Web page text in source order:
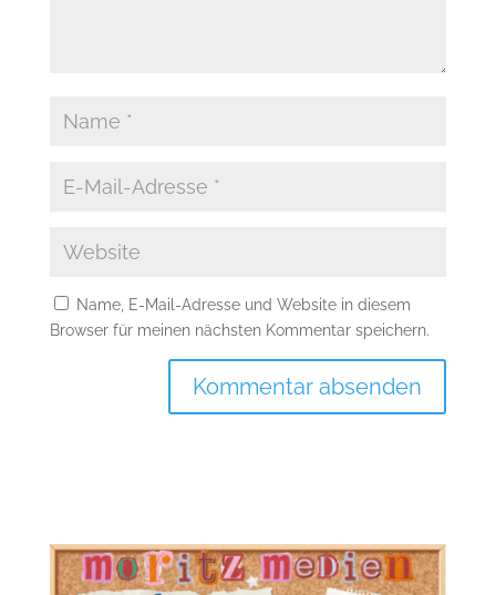
Name, E-Mail-Adresse und Website in diesem
Browser für meinen nächsten Kommentar speichern.